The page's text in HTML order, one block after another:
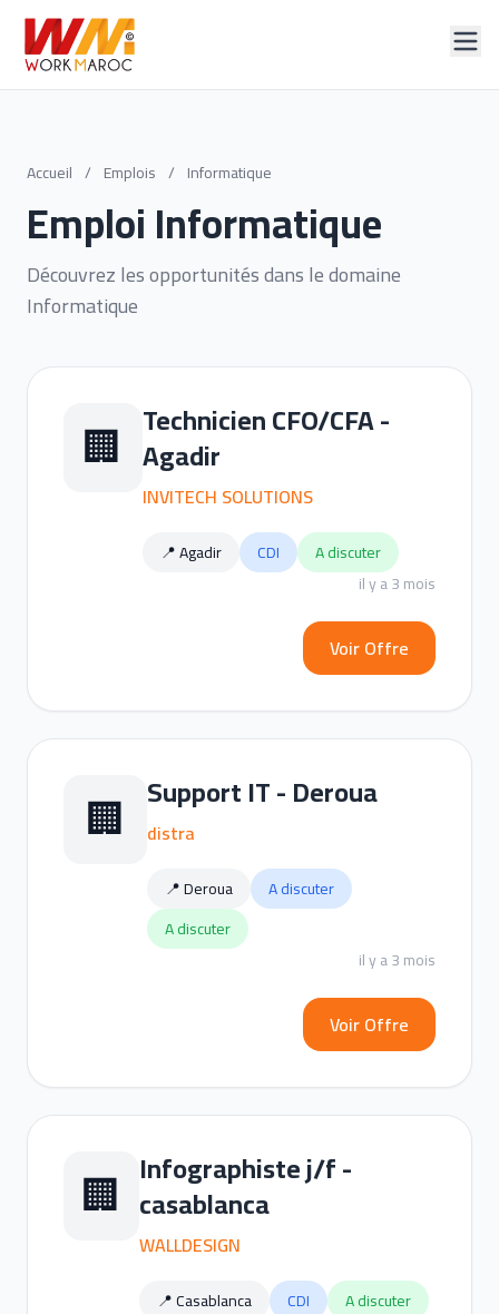
Accueil / Emplois / Informatique
Emploi Informatique
Découvrez les opportunités dans le domaine
Informatique
🏢 Technicien CFO/CFA -
Agadir
INVITECH SOLUTIONS
📍 Agadir CDI
A discuter
il y a 3 mois
Voir Offre
🏢 Support IT - Deroua
distra
📍 Deroua
A discuter
A discuter
il y a 3 mois
Voir Offre
🏢 Infographiste j/f -
casablanca
WALLDESIGN
📍 Casablanca CDI
A discuter